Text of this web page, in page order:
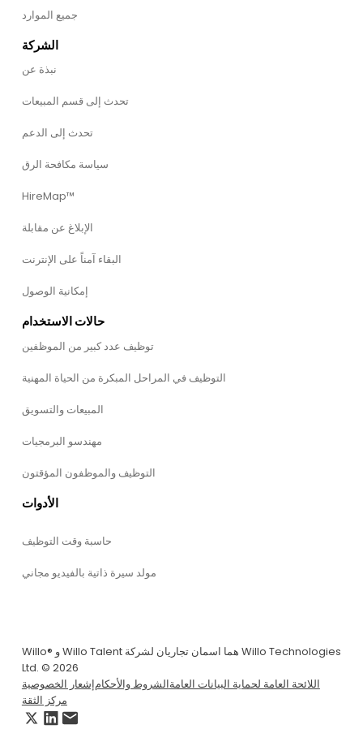
جميع الموارد
الشركة
نبذة عن
تحدث إلى قسم المبيعات
تحدث إلى الدعم
سياسة مكافحة الرق
HireMap™
الإبلاغ عن مقابلة
البقاء آمناً على الإنترنت
إمكانية الوصول
حالات الاستخدام
توظيف عدد كبير من الموظفين
التوظيف في المراحل المبكرة من الحياة المهنية
المبيعات والتسويق
مهندسو البرمجيات
التوظيف والموظفون المؤقتون
الأدوات
حاسبة وقت التوظيف
مولد سيرة ذاتية بالفيديو مجاني
Willo® و Willo Talent هما اسمان تجاريان لشركة Willo Technologies
Ltd. © 2026
إشعار الخصوصيةالشروط والأحكاماللائحة العامة لحماية البيانات العامة
مركز الثقة